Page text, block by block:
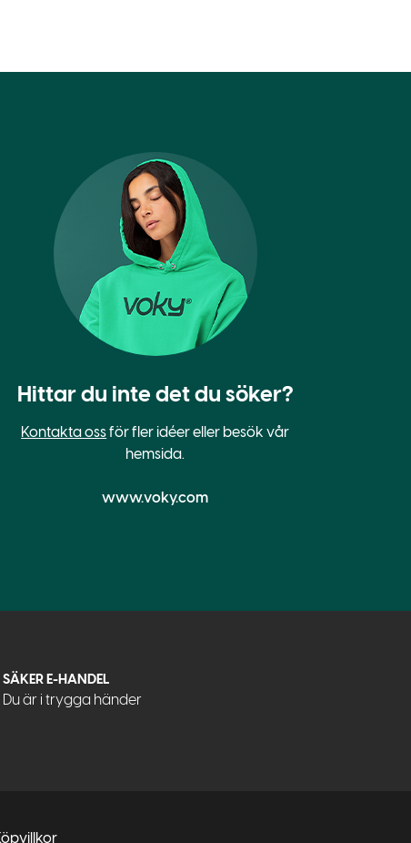
Hittar du inte det du söker?
Kontakta ossför fler idéer eller besök vår
hemsida.
www.voky.com
SÄKER E-HANDEL
Du är i trygga händer